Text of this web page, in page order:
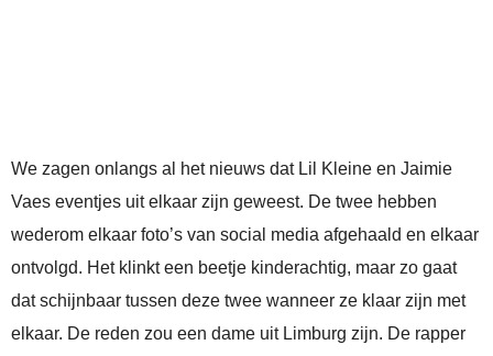
We zagen onlangs al het nieuws dat Lil Kleine en Jaimie
Vaes eventjes uit elkaar zijn geweest. De twee hebben
wederom elkaar foto’s van social media afgehaald en elkaar
ontvolgd. Het klinkt een beetje kinderachtig, maar zo gaat
dat schijnbaar tussen deze twee wanneer ze klaar zijn met
elkaar. De reden zou een dame uit Limburg zijn. De rapper